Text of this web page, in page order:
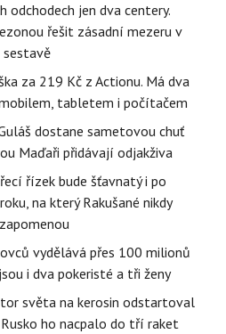
odchodech jen dva centery.
řešit zásadní mezeru v
sestavě
za 219 Kč z Actionu. Má dva
tabletem i počítačem
dostane sametovou chuť
Maďaři přidávají odjakživa
řízek bude šťavnatý i po
na který Rakušané nikdy
vydělává přes 100 milionů
i dva pokeristé a tři ženy
světa na kerosin odstartoval
ho nacpalo do tří raket